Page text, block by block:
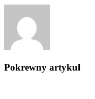
Pokrewny artykuł